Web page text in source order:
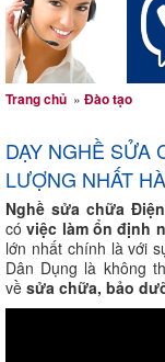
Trang chủ » Đào tạo
DẠY NGHỀ SỬA
LƯỢNG NHẤT
Nghề sửa chữa
cóviệc làm ổn định
lớn nhất chính là với
Dân Dụng là không
về sửa chữa, bảo